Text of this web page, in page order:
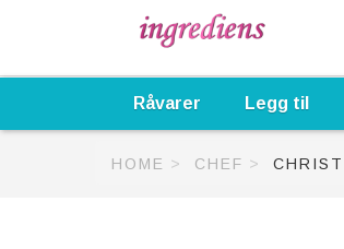
Råvarer Legg til
HOME CHEF